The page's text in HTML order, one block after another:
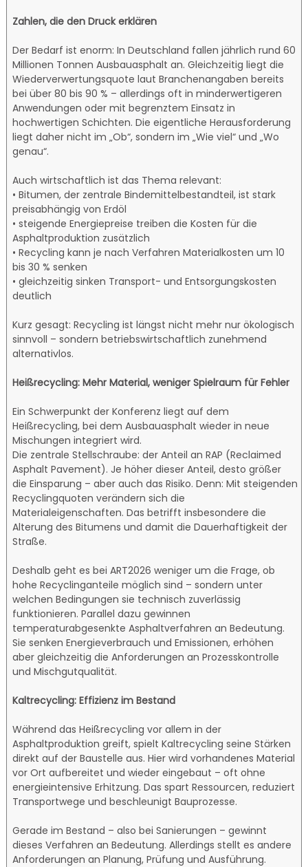
Zahlen, die den Druck erklären
Der Bedarf ist enorm: In Deutschland fallen jährlich rund 60
Millionen Tonnen Ausbauasphalt an. Gleichzeitig liegt die
Wiederverwertungsquote laut Branchenangaben bereits
bei über 80 bis 90 % – allerdings oft in minderwertigeren
Anwendungen oder mit begrenztem Einsatz in
hochwertigen Schichten. Die eigentliche Herausforderung
liegt daher nicht im „Ob“, sondern im „Wie viel“ und „Wo
genau“.
Auch wirtschaftlich ist das Thema relevant:
• Bitumen, der zentrale Bindemittelbestandteil, ist stark
preisabhängig von Erdöl
• steigende Energiepreise treiben die Kosten für die
Asphaltproduktion zusätzlich
• Recycling kann je nach Verfahren Materialkosten um 10
bis 30 % senken
• gleichzeitig sinken Transport- und Entsorgungskosten
deutlich
Kurz gesagt: Recycling ist längst nicht mehr nur ökologisch
sinnvoll – sondern betriebswirtschaftlich zunehmend
alternativlos.
Heißrecycling: Mehr Material, weniger Spielraum für Fehler
Ein Schwerpunkt der Konferenz liegt auf dem
Heißrecycling, bei dem Ausbauasphalt wieder in neue
Mischungen integriert wird.
Die zentrale Stellschraube: der Anteil an RAP (Reclaimed
Asphalt Pavement). Je höher dieser Anteil, desto größer
die Einsparung – aber auch das Risiko. Denn: Mit steigenden
Recyclingquoten verändern sich die
Materialeigenschaften. Das betrifft insbesondere die
Alterung des Bitumens und damit die Dauerhaftigkeit der
Straße.
Deshalb geht es bei ART2026 weniger um die Frage, ob
hohe Recyclinganteile möglich sind – sondern unter
welchen Bedingungen sie technisch zuverlässig
funktionieren. Parallel dazu gewinnen
temperaturabgesenkte Asphaltverfahren an Bedeutung.
Sie senken Energieverbrauch und Emissionen, erhöhen
aber gleichzeitig die Anforderungen an Prozesskontrolle
und Mischgutqualität.
Kaltrecycling: Effizienz im Bestand
Während das Heißrecycling vor allem in der
Asphaltproduktion greift, spielt Kaltrecycling seine Stärken
direkt auf der Baustelle aus. Hier wird vorhandenes Material
vor Ort aufbereitet und wieder eingebaut – oft ohne
energieintensive Erhitzung. Das spart Ressourcen, reduziert
Transportwege und beschleunigt Bauprozesse.
Gerade im Bestand – also bei Sanierungen – gewinnt
dieses Verfahren an Bedeutung. Allerdings stellt es andere
Anforderungen an Planung, Prüfung und Ausführung.